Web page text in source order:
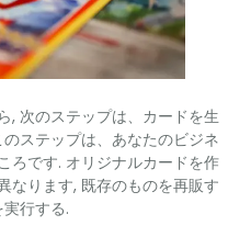
, 次のステップは、カードを生
ステップは、あなたのビジネ
ろです. オリジナルカードを作
なります, 既存のものを再販す
行する.